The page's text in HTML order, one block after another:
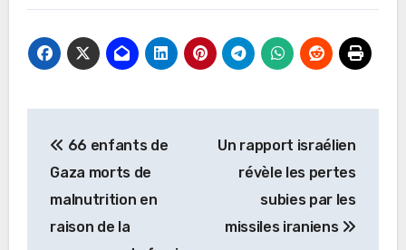
de
l’article
66 enfants de
Gaza morts de
malnutrition en
raison de la
Un rapport israélien
révèle les pertes
subies par les
missiles iraniens